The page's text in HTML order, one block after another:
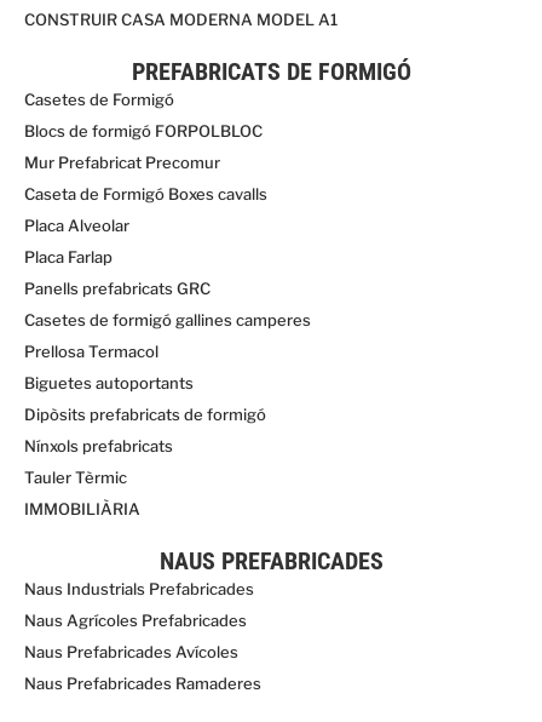
CONSTRUIR CASA MODERNA MODEL A1
PREFABRICATS DE FORMIGÓ
Casetes de Formigó
Blocs de formigó FORPOLBLOC
Mur Prefabricat Precomur
Caseta de Formigó Boxes cavalls
Placa Alveolar
Placa Farlap
Panells prefabricats GRC
Casetes de formigó gallines camperes
Prellosa Termacol
Biguetes autoportants
Dipòsits prefabricats de formigó
Nínxols prefabricats
Tauler Tèrmic
IMMOBILIÀRIA
NAUS PREFABRICADES
Naus Industrials Prefabricades
Naus Agrícoles Prefabricades
Naus Prefabricades Avícoles
Naus Prefabricades Ramaderes